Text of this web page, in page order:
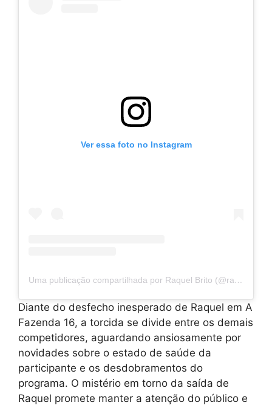
Ver essa foto no Instagram
Uma publicação compartilhada por Raquel Brito (@raquelbritoofc)
Diante do desfecho inesperado de Raquel em A
Fazenda 16, a torcida se divide entre os demais
competidores, aguardando ansiosamente por
novidades sobre o estado de saúde da
participante e os desdobramentos do
programa. O mistério em torno da saída de
Raquel promete manter a atenção do público e